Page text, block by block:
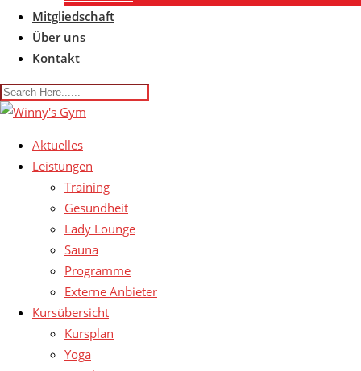
Mitgliedschaft
Über uns
Kontakt
Aktuelles
Leistungen
Training
Gesundheit
Lady Lounge
Sauna
Programme
Externe Anbieter
Kursübersicht
Kursplan
Yoga